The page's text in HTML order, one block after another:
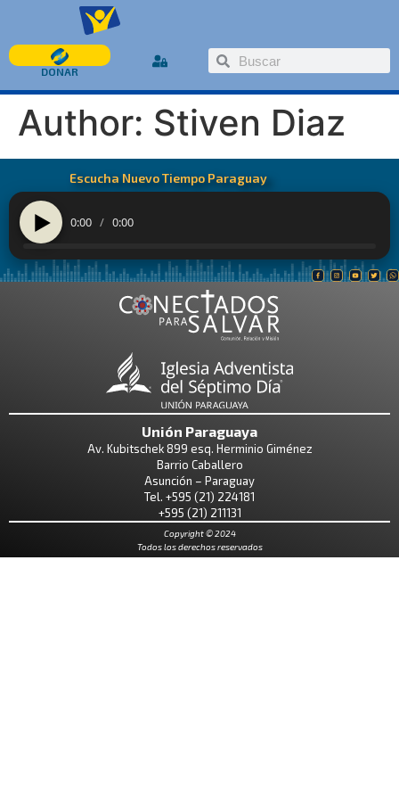
DONAR
Author: Stiven Diaz
Escucha Nuevo Tiempo Paraguay
0:00 / 0:00
Unión Paraguaya
Av. Kubitschek 899 esq. Herminio Giménez
Barrio Caballero
Asunción – Paraguay
Tel. +595 (21) 224181
+595 (21) 211131
Copyright © 2024
Todos los derechos reservados